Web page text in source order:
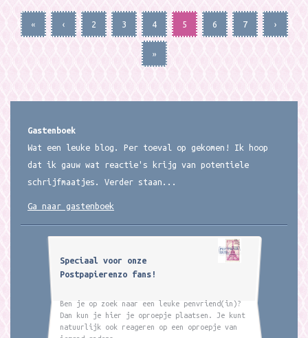
« ‹ 2 3 4 5 6 7 ›
»
Gastenboek
Wat een leuke blog. Per toeval op gekomen! Ik hoop
dat ik gauw wat reactie's krijg van potentiele
schrijfmaatjes. Verder staan...
Ga naar gastenboek
Speciaal voor onze
Postpapierenzo fans!
Ben je op zoek naar een leuke penvriend(in)?
Dan kun je hier je oproepje plaatsen. Je kunt
natuurlijk ook reageren op een oproepje van